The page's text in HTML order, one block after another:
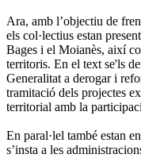
Ara, amb l’objectiu de
els col·lectius estan
Bages i el Moianès, així
territoris. En el text se'ls
Generalitat a derogar i
tramitació dels projectes
territorial amb la
En paral·lel també estan
s’insta a les